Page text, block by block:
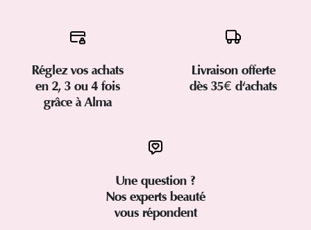
Réglez vos achats
en 2, 3 ou 4 fois
grâce à Alma
Livraison offerte
dès 35€ d'achats
Une question ?
Nos experts beauté
vous répondent